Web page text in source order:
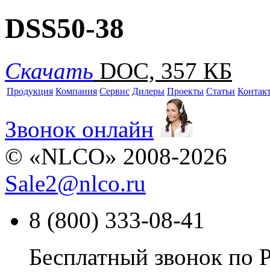
DSS50-38
Скачать DOC, 357 КБ
Продукция Компания Сервис Дилеры Проекты Статьи
Звонок онлайн
© «NLCO» 2008-2026
Sale2@nlco.ru
8 (800) 333-08-41
Бесплатный звонок по